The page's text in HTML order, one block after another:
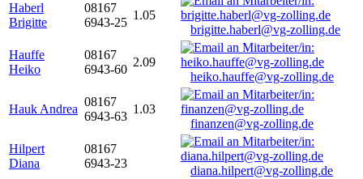
Haberl
Brigitte
08167
6943-25
1.05
brigitte.haberl@vg-zolling.de
Hauffe
Heiko
08167
6943-60
2.09
heiko.hauffe@vg-zolling.de
Hauk Andrea
08167
6943-63
1.03
finanzen@vg-zolling.de
Hilpert
Diana
08167
6943-23
diana.hilpert@vg-zolling.de